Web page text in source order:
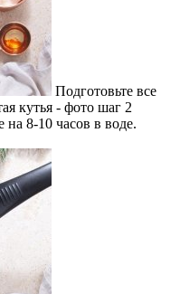
Подготовьте все
8-10 часов в воде.